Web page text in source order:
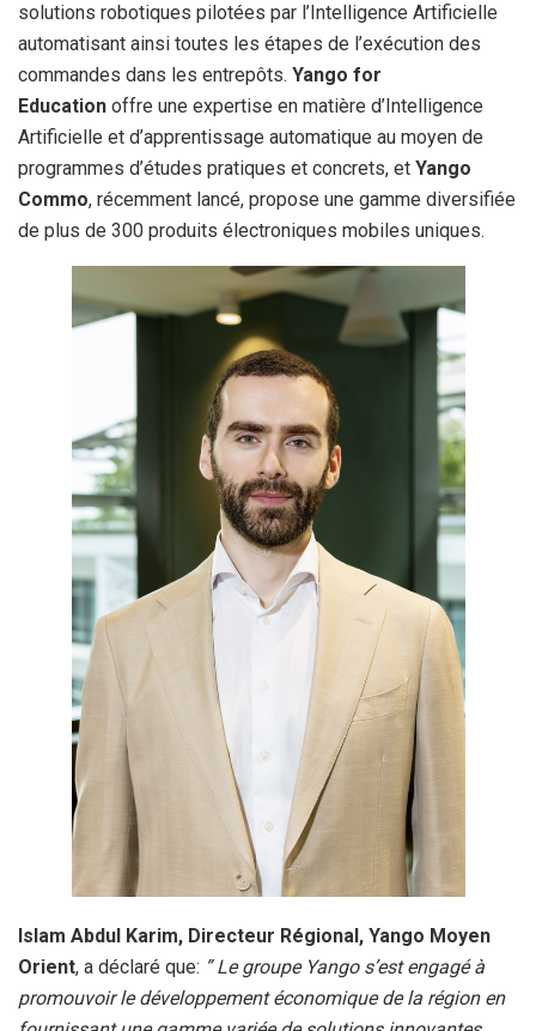
solutions robotiques pilotées par l’Intelligence Artificielle
automatisant ainsi toutes les étapes de l’exécution des
commandes dans les entrepôts. Yango for
Education offre une expertise en matière d’Intelligence
Artificielle et d’apprentissage automatique au moyen de
programmes d’études pratiques et concrets, et Yango
Commo, récemment lancé, propose une gamme diversifiée
de plus de 300 produits électroniques mobiles uniques.
Islam Abdul Karim, Directeur Régional, Yango Moyen
Orient, a déclaré que: ” Le groupe Yango s’est engagé à
promouvoir le développement économique de la région en